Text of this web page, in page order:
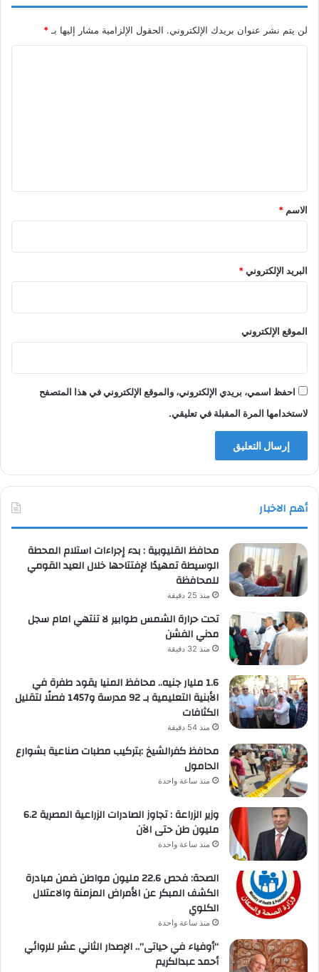
لن يتم نشر عنوان بريدك الإلكتروني. الحقول الإلزامية مشار إليها بـ *
*
الاسم *
البريد الإلكتروني*
الموقع الإلكتروني
احفظ اسمي، بريدي الإلكتروني، والموقع الإلكتروني في هذا المتصفح
لاستخدامها المرة المقبلة في تعليقي.
أهم الاخبار
محافظ القليوبية : بدء إجراءات استلام المحطة
الوسيطة تمهيدًا لإفتتاحها خلال العيد القومي
للمحافظة
منذ 25 دقيقة
تحت حرارة الشمس طوابير لا تنتهي امام سجل
مدني الفشن
منذ 32 دقيقة
1.6 مليار جنيه.. محافظ المنيا يقود طفرة في
الأبنية التعليمية بـ 92 مدرسة و1457 فصلًا لتقليل
الكثافات
منذ 54 دقيقة
محافظ كفرالشيخ :بتركيب مطبات صناعية بشوارع
الحامول
منذ ساعة واحدة
وزير الزراعة : تجاوز الصادرات الزراعية المصرية 6.2
مليون طن حتى الآن
منذ ساعة واحدة
الصحة: فحص 22.6 مليون مواطن ضمن مبادرة
الكشف المبكر عن الأمراض المزمنة والاعتلال
الكلوي
منذ ساعة واحدة
“أوفياء في حياتى”.. الإصدار الثاني عشر للروائي
أحمد عبدالكريم